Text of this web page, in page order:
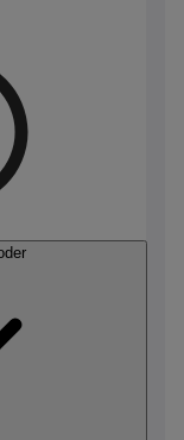
Se inkluderte goder